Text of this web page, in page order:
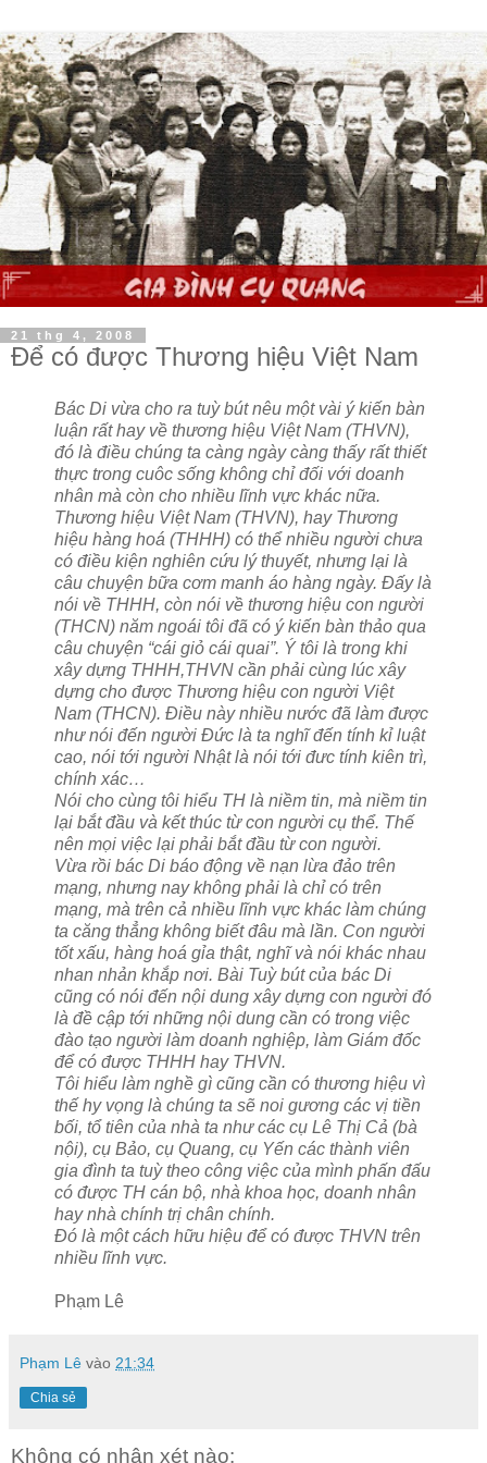
21 thg 4, 2008
Để có được Thương hiệu Việt Nam
Bác Di vừa cho ra tuỳ bút nêu một vài ý kiến bàn
luận rất hay về thương hiệu Việt Nam (THVN),
đó là điều chúng ta càng ngày càng thấy rất thiết
thực trong cuôc sống không chỉ đối với doanh
nhân mà còn cho nhiều lĩnh vực khác nữa.
Thương hiệu Việt Nam (THVN), hay Thương
hiệu hàng hoá (THHH) có thể nhiều người chưa
có điều kiện nghiên cứu lý thuyết, nhưng lại là
câu chuyện bữa cơm manh áo hàng ngày. Đấy là
nói về THHH, còn nói về thương hiệu con người
(THCN) năm ngoái tôi đã có ý kiến bàn thảo qua
câu chuyện “cái giỏ cái quai”. Ý tôi là trong khi
xây dựng THHH,THVN cần phải cùng lúc xây
dựng cho được Thương hiệu con người Việt
Nam (THCN). Điều này nhiều nước đã làm được
như nói đến người Đức là ta nghĩ đến tính kỉ luật
cao, nói tới người Nhật là nói tới đưc tính kiên trì,
chính xác…
Nói cho cùng tôi hiểu TH là niềm tin, mà niềm tin
lại bắt đầu và kết thúc từ con người cụ thể. Thế
nên mọi việc lại phải bắt đầu từ con người.
Vừa rồi bác Di báo động về nạn lừa đảo trên
mạng, nhưng nay không phải là chỉ có trên
mạng, mà trên cả nhiều lĩnh vực khác làm chúng
ta căng thẳng không biết đâu mà lần. Con người
tốt xấu, hàng hoá gỉa thật, nghĩ và nói khác nhau
nhan nhản khắp nơi. Bài Tuỳ bút của bác Di
cũng có nói đến nội dung xây dựng con người đó
là đề cập tới những nội dung cần có trong việc
đào tạo người làm doanh nghiệp, làm Giám đốc
để có được THHH hay THVN.
Tôi hiểu làm nghề gì cũng cần có thương hiệu vì
thế hy vọng là chúng ta sẽ noi gương các vị tiền
bối, tổ tiên của nhà ta như các cụ Lê Thị Cả (bà
nội), cụ Bảo, cụ Quang, cụ Yến các thành viên
gia đình ta tuỳ theo công việc của mình phấn đấu
có được TH cán bộ, nhà khoa học, doanh nhân
hay nhà chính trị chân chính.
Đó là một cách hữu hiệu để có được THVN trên
nhiều lĩnh vực.
Phạm Lê
Phạm Lê vào 21:34
Chia sẻ
Không có nhận xét nào: